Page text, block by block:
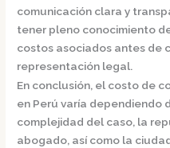
comunicación clara y
tener pleno conocimiento
costos asociados antes de
representación legal.
En conclusión, el costo de
en Perú varía dependiendo
complejidad del caso, la
abogado, así como la